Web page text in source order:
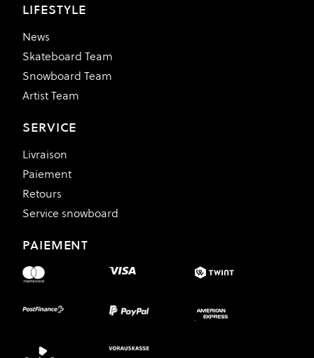
LIFESTYLE
News
Skateboard Team
Snowboard Team
Artist Team
SERVICE
Livraison
Paiement
Retours
Service snowboard
PAIEMENT